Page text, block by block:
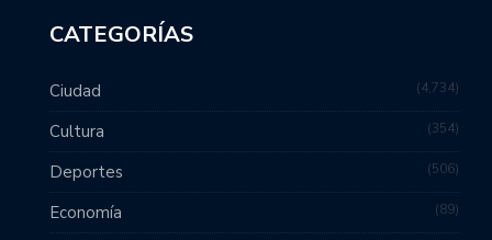
CATEGORÍAS
Ciudad 4,734
Cultura 354
Deportes 506
Economía 89